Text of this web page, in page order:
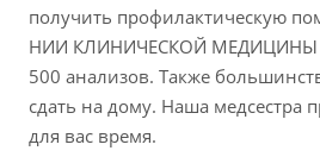
получить профилактическую
НИИ КЛИНИЧЕСКОЙ МЕДИЦИНЫ
500 анализов. Также
сдать на дому. Наша медсестра
для вас время.